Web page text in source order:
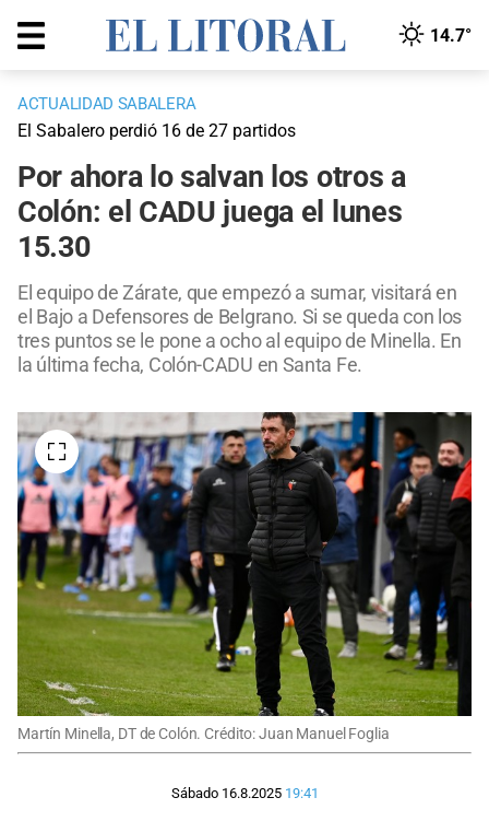
14.7°
ACTUALIDAD SABALERA
El Sabalero perdió 16 de 27 partidos
Por ahora lo salvan los otros a
Colón: el CADU juega el lunes
15.30
El equipo de Zárate, que empezó a sumar, visitará en
el Bajo a Defensores de Belgrano. Si se queda con los
tres puntos se le pone a ocho al equipo de Minella. En
la última fecha, Colón-CADU en Santa Fe.
Martín Minella, DT de Colón. Crédito: Juan Manuel Foglia
Sábado 16.8.2025 19:41